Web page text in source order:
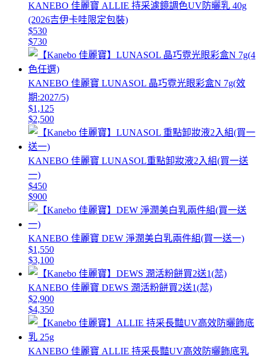
KANEBO 佳麗寶 ALLIE 持采濾鏡調色UV防曬乳 40g
(2026吉伊卡哇限定包裝)
$530
$730
KANEBO 佳麗寶 LUNASOL 晶巧霓光眼彩盒N 7g(效
期:2027/5)
$1,125
$2,500
KANEBO 佳麗寶 LUNASOL重點卸妝液2入組(買一送
一)
$450
$900
KANEBO 佳麗寶 DEW 淨潤美白乳兩件組(買一送一)
$1,550
$3,100
KANEBO 佳麗寶 DEWS 潤活粉餅買2送1(蕊)
$2,900
$4,350
KANEBO 佳麗寶 ALLIE 持采長豔UV高效防曬飾底乳